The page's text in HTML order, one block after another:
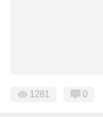
1281 0